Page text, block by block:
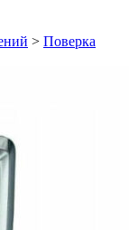
> Поверка